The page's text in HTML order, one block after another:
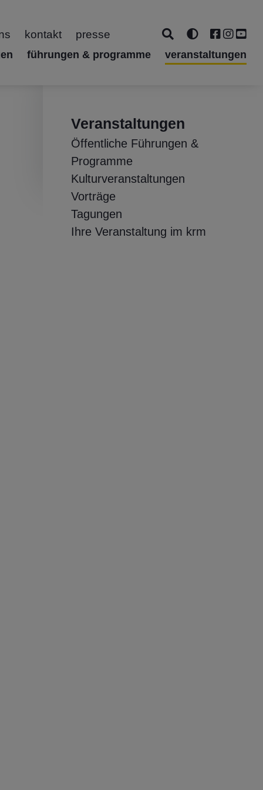
kontakt presse
führungen & programme veranstaltungen
Veranstaltungen
Öffentliche Führungen &
Programme
Kulturveranstaltungen
Vorträge
Tagungen
Ihre Veranstaltung im krm